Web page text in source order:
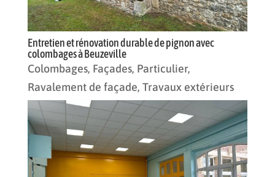
Entretien et rénovation durable de pignon avec
colombages à Beuzeville
Colombages, Façades, Particulier,
Ravalement de façade, Travaux extérieurs